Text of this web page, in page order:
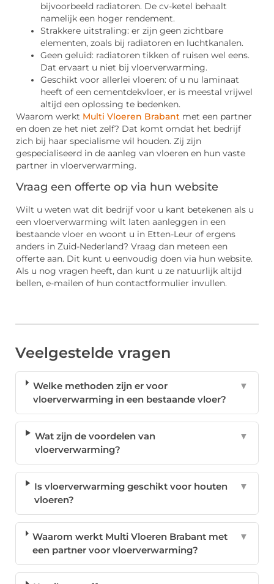
bijvoorbeeld radiatoren. De cv-ketel behaalt
namelijk een hoger rendement.
Strakkere uitstraling: er zijn geen zichtbare
elementen, zoals bij radiatoren en luchtkanalen.
Geen geluid: radiatoren tikken of ruisen wel eens.
Dat ervaart u niet bij vloerverwarming.
Geschikt voor allerlei vloeren: of u nu laminaat
heeft of een cementdekvloer, er is meestal vrijwel
altijd een oplossing te bedenken.
Waarom werkt Multi Vloeren Brabant met een partner
en doen ze het niet zelf? Dat komt omdat het bedrijf
zich bij haar specialisme wil houden. Zij zijn
gespecialiseerd in de aanleg van vloeren en hun vaste
partner in vloerverwarming.
Vraag een offerte op via hun website
Wilt u weten wat dit bedrijf voor u kant betekenen als u
een vloerverwarming wilt laten aanleggen in een
bestaande vloer en woont u in Etten-Leur of ergens
anders in Zuid-Nederland? Vraag dan meteen een
offerte aan. Dit kunt u eenvoudig doen via hun website.
Als u nog vragen heeft, dan kunt u ze natuurlijk altijd
bellen, e-mailen of hun contactformulier invullen.
Veelgestelde vragen
Welke methoden zijn er voor
vloerverwarming in een bestaande vloer?
▼
Wat zijn de voordelen van
vloerverwarming?
▼
Is vloerverwarming geschikt voor houten
vloeren?
▼
Waarom werkt Multi Vloeren Brabant met
een partner voor vloerverwarming?
▼